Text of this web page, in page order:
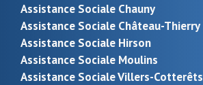
Assistance Sociale Chauny
Assistance Sociale Château-Thierry
Assistance Sociale Hirson
Assistance Sociale Moulins
Assistance Sociale Villers-Cotterêts